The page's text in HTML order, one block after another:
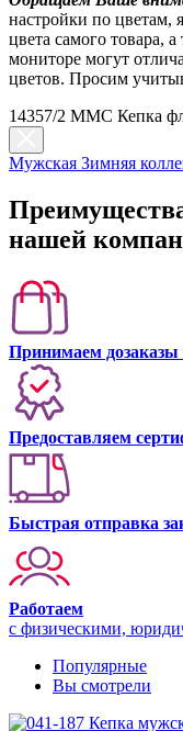
настройки по цветам,
цвета самого товара,
мониторе могут
цветов. Просим
14357/2 MMC Кепка
Мужская Зимняя
нашей
Принимаем дозаказы
Предоставляем
Быстрая отправка
Работаем
с физическими,
Популярные
Вы смотрели